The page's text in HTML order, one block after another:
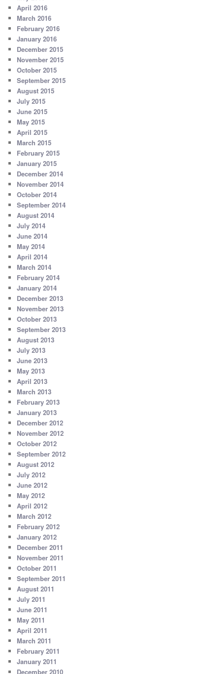
April 2016
March 2016
February 2016
January 2016
December 2015
November 2015
October 2015
September 2015
August 2015
July 2015
June 2015
May 2015
April 2015
March 2015
February 2015
January 2015
December 2014
November 2014
October 2014
September 2014
August 2014
July 2014
June 2014
May 2014
April 2014
March 2014
February 2014
January 2014
December 2013
November 2013
October 2013
September 2013
August 2013
July 2013
June 2013
May 2013
April 2013
March 2013
February 2013
January 2013
December 2012
November 2012
October 2012
September 2012
August 2012
July 2012
June 2012
May 2012
April 2012
March 2012
February 2012
January 2012
December 2011
November 2011
October 2011
September 2011
August 2011
July 2011
June 2011
May 2011
April 2011
March 2011
February 2011
January 2011
December 2010